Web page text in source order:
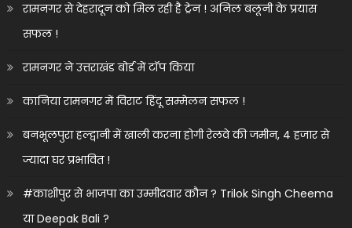
रामनगर से देहरादून को मिल रही है ट्रेन ! अनिल बलूनी के प्रयास
सफल !
रामनगर ने उत्तराखंड बोर्ड में टॉप किया
कानिया रामनगर में विराट हिंदू सम्मेलन सफल !
बनभूलपुरा हल्द्वानी में खाली करना होगी रेलवे की जमीन, 4 हजार से
ज्यादा घर प्रभावित !
#काशीपुर से भाजपा का उम्मीदवार कौन ? Trilok Singh Cheema
या Deepak Bali ?